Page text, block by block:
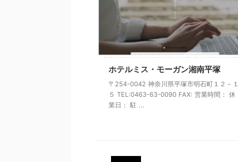
ホテルミス・モーガン湘南平塚
〒254-0042 神奈川県平塚市明石町１２－１
５ TEL:0463-63-0090 FAX: 営業時間： 休
業日： 駐 ...